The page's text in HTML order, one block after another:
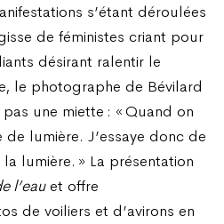
s’étant déroulées
de féministes criant pour
désirant ralentir le
le photographe de Bévilard
une miette : « Quand on
lumière. J’essaye donc de
lumière. » La présentation
l’eauet offre
de voiliers et d’avirons en